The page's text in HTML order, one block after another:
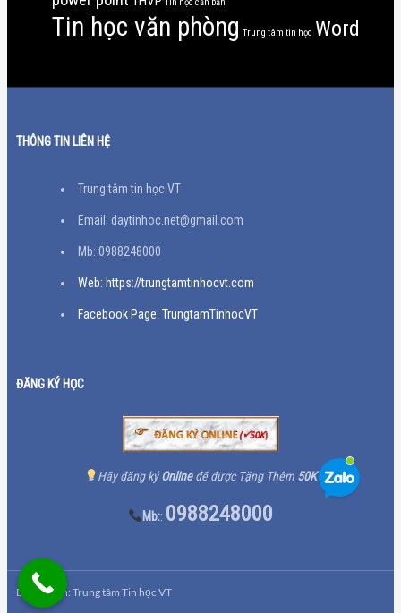
Tin học văn phòng Trung tâm tin học Word
THÔNG TIN LIÊN HỆ
Trung tâm tin học VT
Email: daytinhoc.net@gmail.com
Mb: 0988248000
Web: https://trungtamtinhocvt.com
Facebook Page: TrungtamTinhocVT
ĐĂNG KÝ HỌC
Hãy đăng kýOnlineđể được Tặng Thêm 50K
Mb:: 0988248000
Bản quyền: Trung tâm Tin học VT